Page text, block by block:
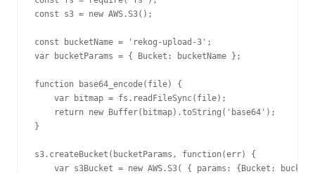
const s3 = new AWS.S3();
const bucketName = 'rekog-upload-3';
var bucketParams = { Bucket: bucketName };
function base64_encode(file) {
    var bitmap = fs.readFileSync(file);
    return new Buffer(bitmap).toString('base64');
}
s3.createBucket(bucketParams, function(err) {
var s3Bucket = new AWS.S3( { params: {Bucket: